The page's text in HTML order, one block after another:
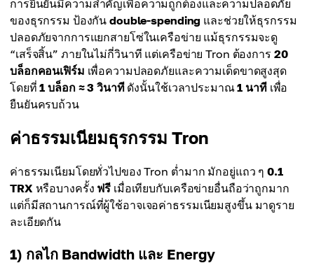
การยืนยันมีความสำคัญเพื่อความถูกต้องและความปลอดภัย
ของธุรกรรม ป้องกันdouble-spending และช่วยให้ธุรกรรม
ปลอดภัยจากการแยกสายโซ่ในเครือข่าย แม้ธุรกรรมจะดู
“เสร็จสิ้น” ภายในไม่กี่วินาที แต่เครือข่าย Tron ต้องการ 20
บล็อกคอนเฟิร์ม เพื่อความปลอดภัยและความเด็ดขาดสูงสุด
โดยที่1 บล็อก ≈ 3 วินาทีดังนั้นใช้เวลาประมาณ1 นาทีเพื่อ
ยืนยันครบถ้วน
ค่าธรรมเนียมธุรกรรม Tron
ค่าธรรมเนียมโดยทั่วไปของ Tron ต่ำมาก มักอยู่แถว ๆ0.1
TRX หรือบางครั้ง ฟรี เมื่อเทียบกับเครือข่ายอื่นถือว่าถูกมาก
แต่ก็มีสถานการณ์ที่ผู้ใช้อาจเจอค่าธรรมเนียมสูงขึ้น มาดูราย
ละเอียดกัน
1) กลไก Bandwidth และ Energy